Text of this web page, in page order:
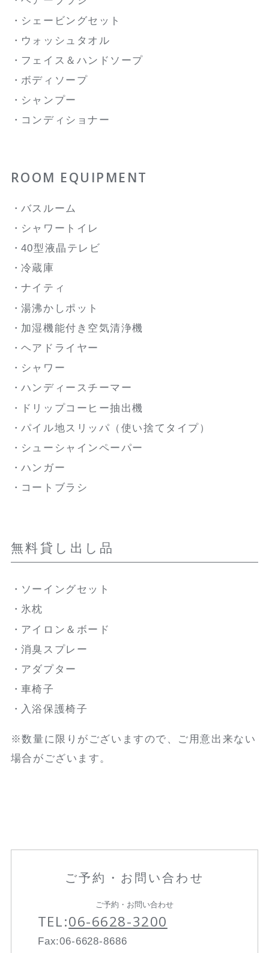
シェービングセット
ウォッシュタオル
フェイス＆ハンドソープ
ボディソープ
シャンプー
コンディショナー
ROOM EQUIPMENT
バスルーム
シャワートイレ
40型液晶テレビ
冷蔵庫
ナイティ
湯沸かしポット
加湿機能付き空気清浄機
ヘアドライヤー
シャワー
ハンディースチーマー
ドリップコーヒー抽出機
パイル地スリッパ（使い捨てタイプ）
シューシャインペーパー
ハンガー
コートブラシ
無料貸し出し品
ソーイングセット
氷枕
アイロン＆ボード
消臭スプレー
アダプター
車椅子
入浴保護椅子
※数量に限りがございますので、ご用意出来ない
場合がございます。
ご予約・お問い合わせ
ご予約・お問い合わせ
TEL:06-6628-3200
Fax:06-6628-8686